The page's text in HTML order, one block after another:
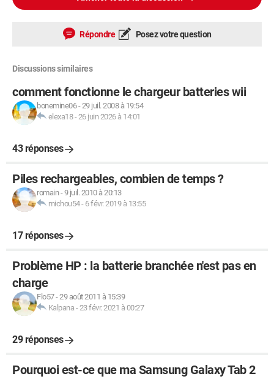
Répondre Posez votre question
Discussions similaires
comment fonctionne le chargeur batteries wii
bonemine06-29 juil. 2008 à 19:54
elexa18-26 juin 2026 à 14:01
43 réponses
Piles rechargeables, combien de temps ?
romain-9 juil. 2010 à 20:13
michou54- 6 févr. 2019 à 13:55
17 réponses
Problème HP : la batterie branchée n'est pas en
charge
Flo57-29 août 2011 à 15:39
Kalpana -23 févr. 2021 à 00:27
29 réponses
Pourquoi est-ce que ma Samsung Galaxy Tab 2